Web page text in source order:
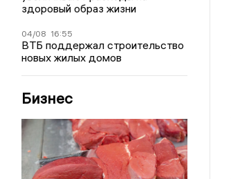
здоровый образ жизни
04/08 16:55
ВТБ поддержал строительство
новых жилых домов
Бизнес